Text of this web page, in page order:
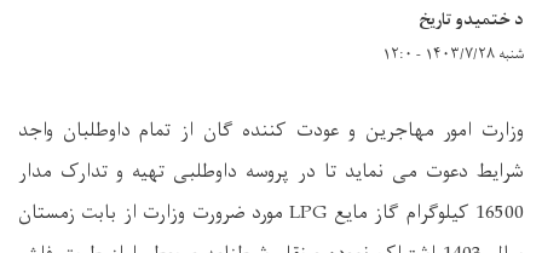
د ختمیدو تاریخ
شنبه ۱۴۰۳/۷/۲۸ - ۱۲:۰
وزارت امور مهاجرین و عودت کننده گان از تمام داوطلبان واجد
شرایط دعوت می نماید تا در پروسه داوطلبی تهیه و تدارک مدار
16500 کیلوگرام گاز مایع
LPG مورد ضرورت وزارت از بابت زمستان